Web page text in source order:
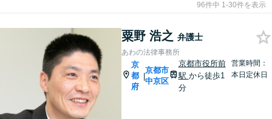
96件中 1-30件を表示
粟野 浩之 弁護士
あわの法律事務所
京
都
府
|
京都市
中京区
京都市役所前
駅 から徒歩1
分
営業時間：
本日定休日